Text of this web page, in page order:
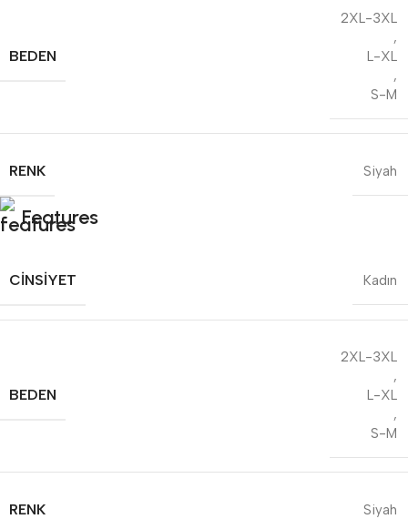
BEDEN
2XL-3XL
,
L-XL
,
S-M
RENK Siyah
Features
CINSIYET Kadın
BEDEN
2XL-3XL
,
L-XL
,
S-M
RENK Siyah